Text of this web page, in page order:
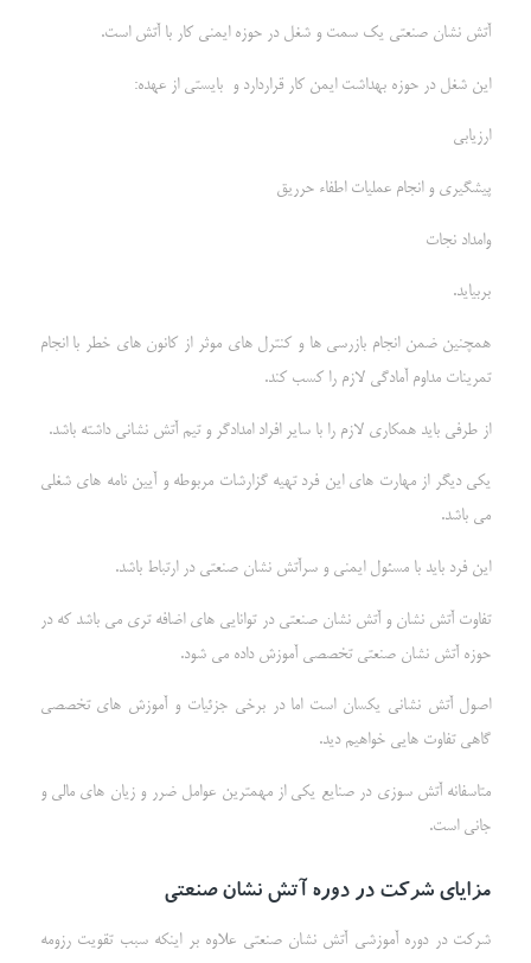
آتش نشان صنعتی یک سمت و شغل در حوزه ایمنی کار با آتش است.
اين شغل در حوزه بهداشت ايمن كار قراردارد و بايستی از عهده:
ارزيابی
پیشگیری و انجام عمليات اطفاء حرريق
وامداد نجات
بربیاید.
همچنین ضمن انجام بازرسی ها و كنترل هاي موثر از كانون هاي خطر با انجام
تمرينات مداوم آمادگی لازم را کسب کند.
از طرفی باید همکاری لازم را با سایر افراد امدادگر و تیم آتش نشانی داشته باشد.
یکی دیگر از مهارت های این فرد تهیه گزارشات مربوطه و آیین نامه های شغلی
می باشد.
این فرد باید با مسئول ایمنی و سرآتش نشان صنعتی در ارتباط باشد.
تفاوت آتش نشان و آتش نشان صنعتی در توانایی های اضافه تری می باشد که در
حوزه آتش نشان صنعتی تخصصی آموزش داده می شود.
اصول آتش نشانی یکسان است اما در برخی جزئیات و آموزش های تخصصی
گاهی تفاوت هایی خواهیم دید.
متاسفانه آتش سوزی در صنایع یکی از مهمترین عوامل ضرر و زیان های مالی و
جانی است.
مزایای شرکت در دوره آتش نشان صنعتی
شرکت در دوره آموزشی آتش نشان صنعتی علاوه بر اینکه سبب تقویت رزومه